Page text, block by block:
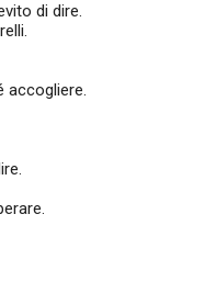
di dire.
accogliere.